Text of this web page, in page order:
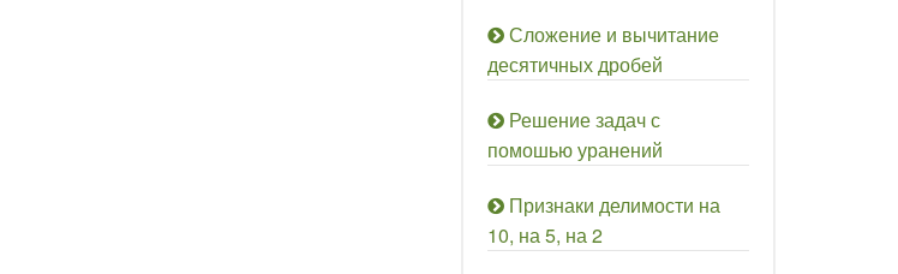
Сложение и вычитание
десятичных дробей
Решение задач с
помошью уранений
Признаки делимости на
10, на 5, на 2